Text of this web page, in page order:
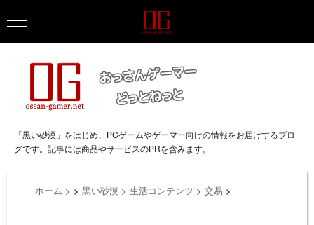
「黒い砂漠」をはじめ、PCゲームやゲーマー向けの情報をお届けするブロ
グです。記事には商品やサービスのPRを含みます。
ホーム > > 黒い砂漠 > 生活コンテンツ > 交易 >